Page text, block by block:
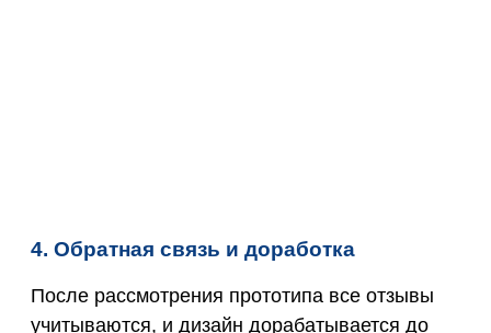
4. Обратная связь и доработка
После рассмотрения прототипа все отзывы
учитываются, и дизайн дорабатывается до